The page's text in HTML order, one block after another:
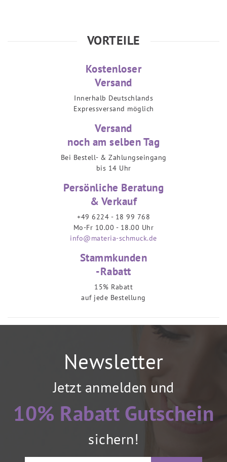
VORTEILE
Kostenloser
Versand
Innerhalb Deutschlands
Expressversand möglich
Versand
noch am selben Tag
Bei Bestell- & Zahlungseingang
bis 14 Uhr
Persönliche Beratung
& Verkauf
+49 6224 - 18 99 768
Mo-Fr 10.00 - 18.00 Uhr
info@materia-schmuck.de
Stammkunden
-Rabatt
15% Rabatt
auf jede Bestellung
Newsletter
Jetzt anmelden und
10% Rabatt Gutschein
sichern!